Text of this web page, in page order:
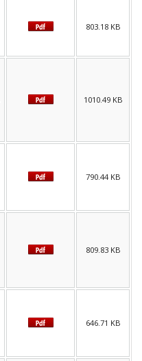
803.18 KB
1010.49 KB
790.44 KB
809.83 KB
646.71 KB